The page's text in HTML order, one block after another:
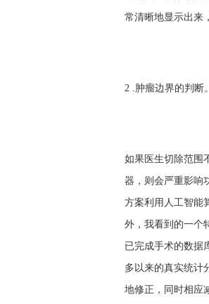
常清晰地显示出来
2 .肿瘤边界的判断
如果医生切除范围
器，则会严重影响
方案利用人工智能
外，我看到的一个
已完成手术的数据
多以来的真实统计
地修正，同时相应